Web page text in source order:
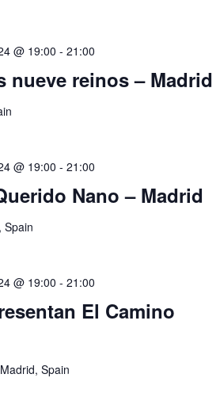
nueve reinos – Madrid
@ 19:00 - 21:00
Nano – Madrid
@ 19:00 - 21:00
Spain
El Camino
@ 19:00 - 21:00
Spain